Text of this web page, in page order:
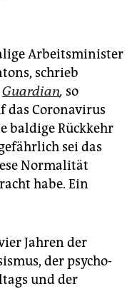
Arbeitsminister
schrieb
Guardian, so
das Coronavirus
baldige Rückkehr
sei das
Normalität
habe. Ein
Jahren der
der psycho-
und der